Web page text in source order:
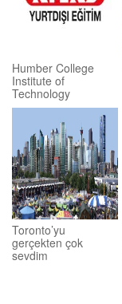
Humber College
Institute of
Technology
Toronto’yu
gerçekten çok
sevdim